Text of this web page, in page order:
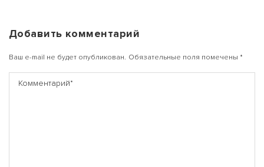
Добавить комментарий
Ваш e-mail не будет опубликован. Обязательные поля помечены *